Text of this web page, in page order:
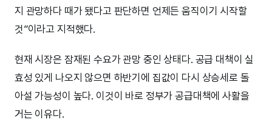
지 관망하다 때가 됐다고 판단하면 언제든 움직이기 시작할
것”이라고 지적했다.
현재 시장은 잠재된 수요가 관망 중인 상태다. 공급 대책이 실
효성 있게 나오지 않으면 하반기에 집값이 다시 상승세로 돌
아설 가능성이 높다. 이것이 바로 정부가 공급대책에 사활을
거는 이유다.